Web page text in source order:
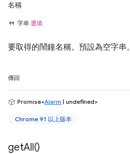
名稱
字串 選填
要取得的鬧鐘名稱。預設為空字串。
傳回
Promise<Alarm | undefined>
Chrome 91 以上版本
getAll()